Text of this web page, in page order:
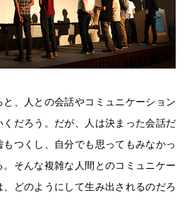
と、人との会話やコミュニケーション
だろう。だが、人は決まった会話だ
つくし、自分でも思ってもみなかっ
そんな複雑な人間とのコミュニケー
どのようにして生み出されるのだろ